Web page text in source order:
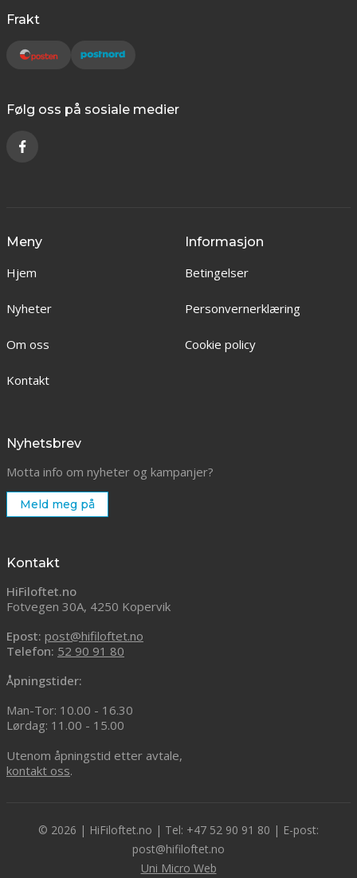
Frakt
Følg oss på sosiale medier
Meny
Hjem
Nyheter
Om oss
Kontakt
Informasjon
Betingelser
Personvernerklæring
Cookie policy
Nyhetsbrev
Motta info om nyheter og kampanjer?
Meld meg på
Kontakt
HiFiloftet.no
Fotvegen 30A, 4250 Kopervik
Epost: post@hifiloftet.no
Telefon: 52 90 91 80
Åpningstider:
Man-Tor: 10.00 - 16.30
Lørdag: 11.00 - 15.00
Utenom åpningstid etter avtale,
kontakt oss.
© 2026 | HiFiloftet.no | Tel: +47 52 90 91 80 | E-post:
post@hifiloftet.no
Uni Micro Web